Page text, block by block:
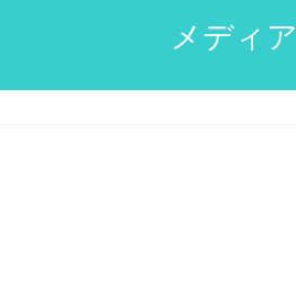
メディア